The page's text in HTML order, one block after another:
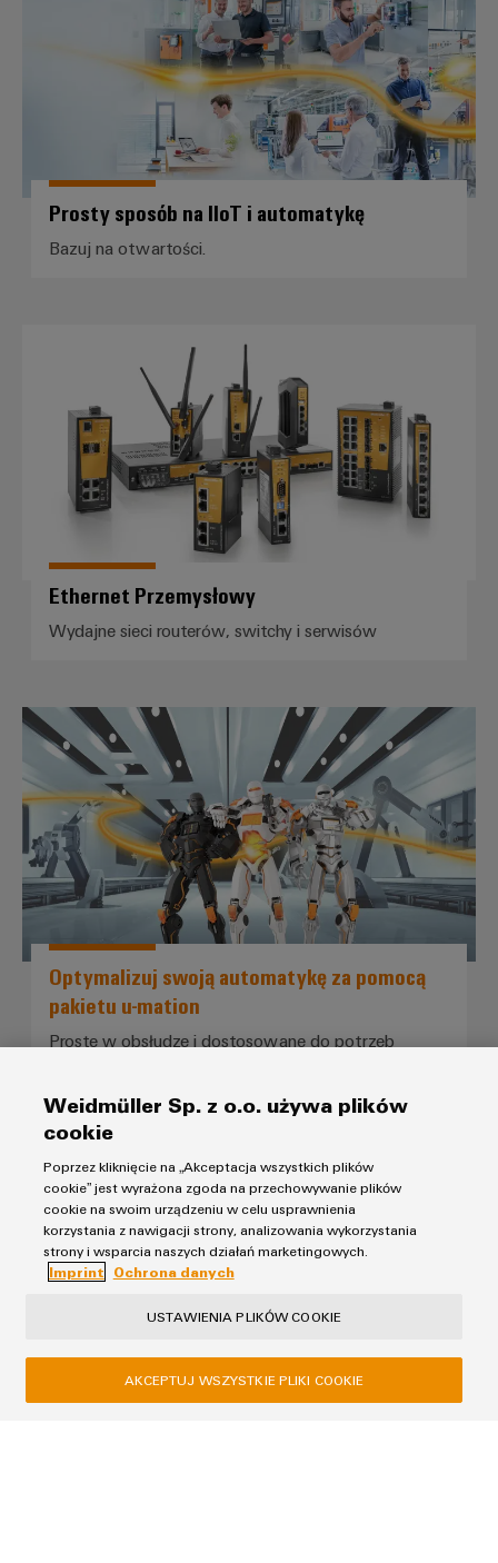
Prosty sposób na IIoT i automatykę
Bazuj na otwartości.
Ethernet Przemysłowy
Wydajne sieci routerów, switchy i serwisów
*Optymalizuj swoją
Optymalizuj swoją automatykę za pomocą
pakietu u-mation
Proste w obsłudze i dostosowane do potrzeb
Ochrona danych
Imprint
ul. Ogrodowa 58
00-876 Warszawa
Weidmüller Sp. z o.o. używa plików
cookie
Poprzez kliknięcie na „Akceptacja wszystkich plików
cookie” jest wyrażona zgoda na przechowywanie plików
cookie na swoim urządzeniu w celu usprawnienia
korzystania z nawigacji strony, analizowania wykorzystania
strony i wsparcia naszych działań marketingowych.
Imprint
Ochrona danych
USTAWIENIA PLIKÓW COOKIE
AKCEPTUJ WSZYSTKIE PLIKI COOKIE